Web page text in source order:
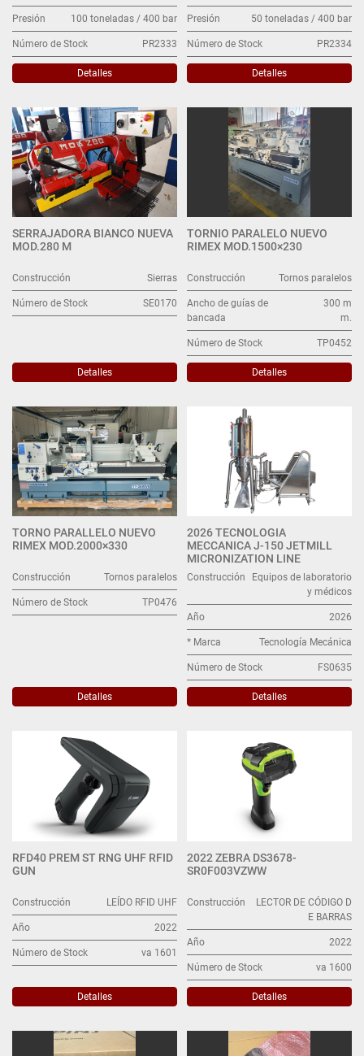
Presión 100 toneladas / 400 bar
Número de Stock PR2333
Detalles
Presión 50 toneladas / 400 bar
Número de Stock PR2334
Detalles
SERRAJADORA BIANCO NUEVA
MOD.280 M
Construcción Sierras
Número de Stock SE0170
Detalles
TORNIO PARALELO NUEVO
RIMEX MOD.1500×230
Construcción Tornos paralelos
Ancho de guías de
bancada
300 m
m.
Número de Stock TP0452
Detalles
TORNO PARALLELO NUEVO
RIMEX MOD.2000×330
Construcción Tornos paralelos
Número de Stock TP0476
Detalles
2026 TECNOLOGIA
MECCANICA J-150 JETMILL
MICRONIZATION LINE
Construcción
Equipos de laboratorio
y médicos
Año 2026
* Marca Tecnología Mecánica
Número de Stock FS0635
Detalles
RFD40 PREM ST RNG UHF RFID
GUN
Construcción LEÍDO RFID UHF
Año 2022
Número de Stock va 1601
Detalles
2022 ZEBRA DS3678-
SR0F003VZWW
Construcción
LECTOR DE CÓDIGO D
E BARRAS
Año 2022
Número de Stock va 1600
Detalles